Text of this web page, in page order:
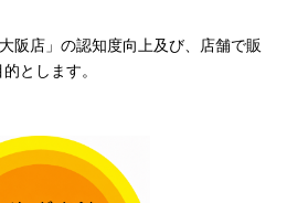
阪店」の認知度向上及び、店舗で販
とします。